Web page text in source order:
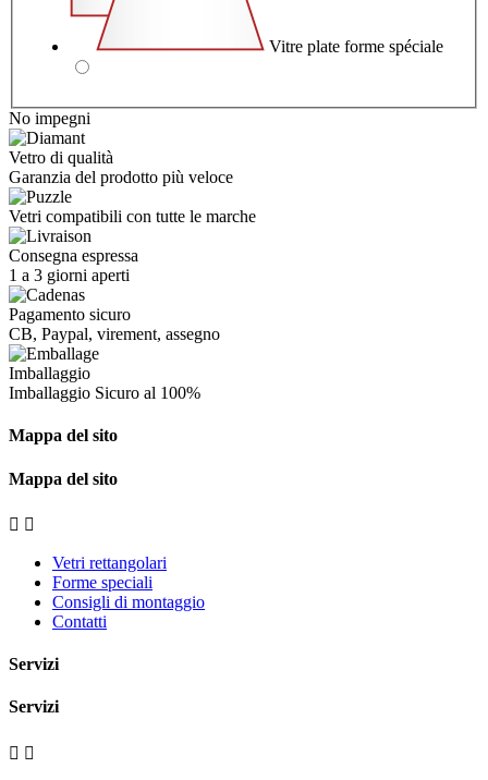
Vitre plate forme spéciale
No impegni
Vetro di qualità
Garanzia del prodotto più veloce
Vetri compatibili con tutte le marche
Consegna espressa
1 a 3 giorni aperti
Pagamento sicuro
CB, Paypal, virement, assegno
Imballaggio
Imballaggio Sicuro al 100%
Mappa del sito
Mappa del sito
 
Vetri rettangolari
Forme speciali
Consigli di montaggio
Contatti
Servizi
Servizi
 